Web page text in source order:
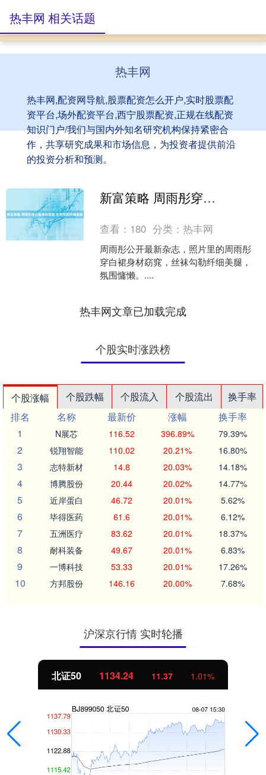
热丰网
热丰网,配资网导航,股票配资怎么开户,实时股票配
资平台,场外配资平台,西宁股票配资,正规在线配资
知识门户/我们与国内外知名研究机构保持紧密合
作，共享研究成果和市场信息，为投资者提供前沿
的投资分析和预测。
热丰网 相关话题
新富策略 周雨彤穿白裙身材窈窕 丝袜勾勒纤细美腿
查看： 180 分类：热丰网
周雨彤公开最新杂志，照片里的周雨彤
穿白裙身材窈窕，丝袜勾勒纤细美腿，
氛围慵懒。....
热丰网文章已加载完成
个股实时涨跌榜
个股涨幅 个股跌幅 个股流入 个股流出
换手率
排名
名称 最新价 涨幅
换手率
1
N展芯 116.52 396.89% 79.39%
2 锐翔智能 110.02 20.21% 16.80%
3 志特新材 14.8 20.03% 14.18%
4 博腾股份 20.44 20.02% 14.77%
5 近岸蛋白 46.72 20.01% 5.62%
6 毕得医药 61.6 20.01% 6.12%
7 五洲医疗 83.62 20.01% 18.37%
8 耐科装备 49.67 20.01% 6.83%
9 一博科技 53.33 20.01% 17.26%
10 方邦股份 146.16 20.00% 7.68%
沪深京行情 实时轮播
北证50 1134.24 11.37 1.01%